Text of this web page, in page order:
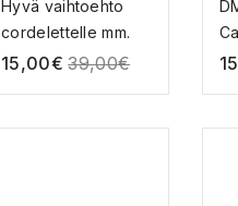
Hyvä vaihtoehto
cordelettelle mm.
trä...
15,00€ 39,00€